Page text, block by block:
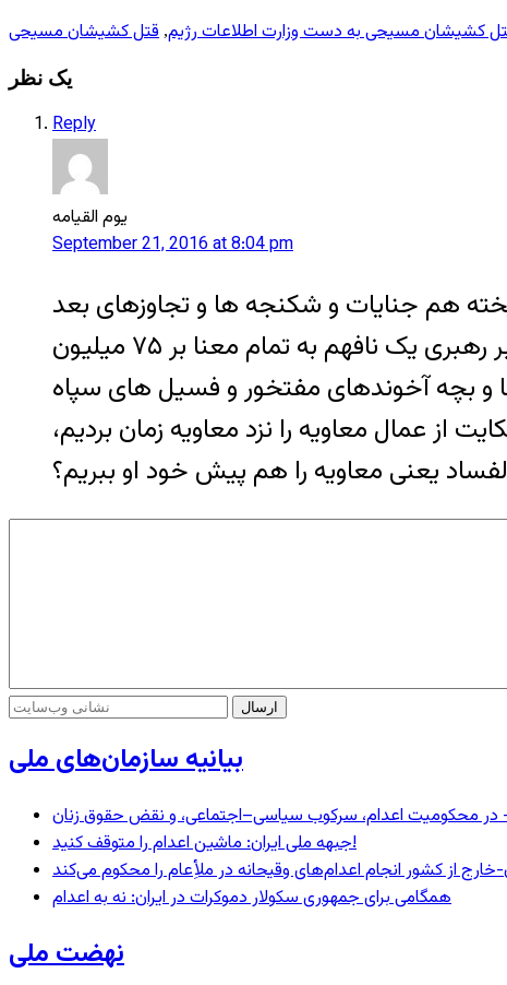
قتل کشیشان مسیحی به دست وزارت اطلاعات رژیم, قتل کشیشان مسیحی
یک نظر
Reply
یوم القیامه
September 21, 2016 at 8:04 pm
هم جنایات و شکنجه ها و تجاوزهای بعد
از انتصابات ۱۳۸۸ رو فهمید، خامنه ای نفهمید؟ اگر اینقدر نفهم تشریف داره، چه اصراری بر رهبری یک نافهم به تمام معنا بر ۷۵ میلیون
و بچه آخوندهای مفتخور و فسیل های سپاه
از عمال معاویه را نزد معاویه زمان بردیم،
یعنی معاویه را هم پیش خود او ببریم؟
بیانیه سازمان‌های ملی
– در محکومیت اعدام، سرکوب سیاسی–اجتماعی، و نقض حقوق زنان
جبهه ملی ایران: ماشین اعدام را متوقف کنید!
خارج از کشور انجام اعدام‌های وقیحانه در ملأِعام را محکوم می‌کند
همگامی برای جمهوری سکولار دموکرات در ایران: نه به اعدام
نهضت ملی